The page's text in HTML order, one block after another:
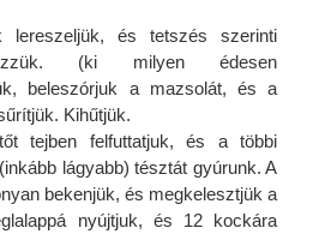
lereszeljük, és tetszés szerinti
(ki milyen édesen
beleszórjuk a mazsolát, és a
Kihűtjük.
tejben felfuttatjuk, és a többi
lágyabb) tésztát gyúrunk. A
bekenjük, és megkelesztjük a
nyújtjuk, és 12 kockára